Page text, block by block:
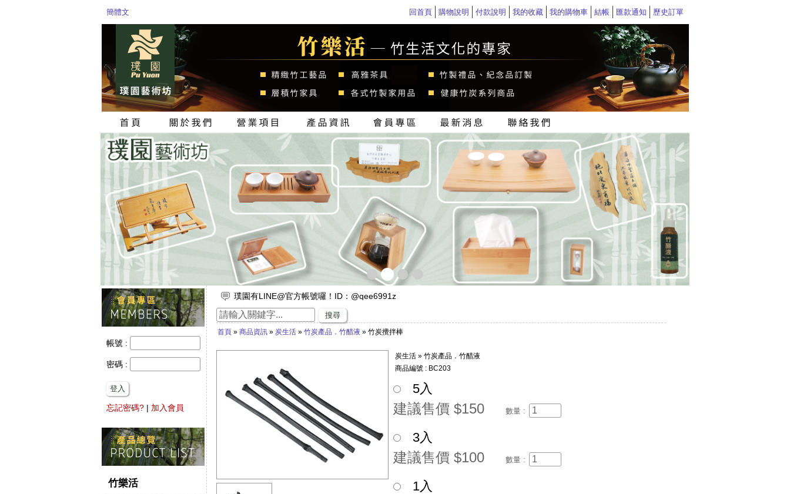
回首頁 購物說明 付款說明 我的收藏 我的購物車 結帳 匯款通知 歷史訂單
簡體文
< >
帳號 :
密碼 :
登入
忘記密碼? | 加入會員
竹樂活
璞園有LINE@官方帳號囉！ID：@qee6991z
放假出遊，來竹山璞園享受一趟竹與木化石的自然之旅吧！
竹子的專家，有任何與竹相關的問題歡迎找璞園！
【舒浮沙發】隆重登場
想要一直賺嗎？快來璞園選購100cm的一直炭，讓您一直一直賺哦！
搜尋
首頁 » 商品資訊 » 炭生活 » 竹炭產品．竹醋液 » 竹炭攪拌棒
炭生活 » 竹炭產品．竹醋液
商品編號 : BC203
5入
建議售價 $150 數量 :
3入
建議售價 $100 數量 :
1入